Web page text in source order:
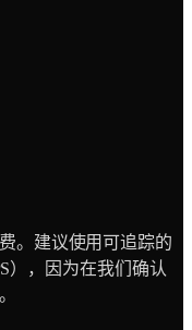
。建议使用可追踪的
），因为在我们确认